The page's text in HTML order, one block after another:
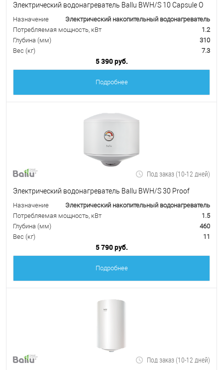
Электрический водонагреватель Ballu BWH/S 10 Capsule O
Назначение
Электрический накопительный водонагреватель
Потребляемая мощность, кВт
1.2
Глубина (мм)
310
Вес (кг)
7.3
5 390 руб.
Подробнее
Под заказ (10-12 дней)
Электрический водонагреватель Ballu BWH/S 30 Proof
Назначение
Электрический накопительный водонагреватель
Потребляемая мощность, кВт
1.5
Глубина (мм)
460
Вес (кг)
11
5 790 руб.
Подробнее
Под заказ (10-12 дней)